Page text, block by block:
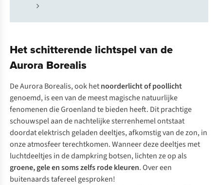
Het schitterende lichtspel van de
Aurora Borealis
De Aurora Borealis, ook hetnoorderlicht of poollicht
genoemd, is een van de meest magische natuurlijke
fenomenen die Groenland te bieden heeft. Dit prachtige
schouwspel aan de nachtelijke sterrenhemel ontstaat
doordat elektrisch geladen deeltjes, afkomstig van de zon, in
onze atmosfeer terechtkomen. Wanneer deze deeltjes met
luchtdeeltjes in de dampkring botsen, lichten ze op als
groene, gele en soms zelfs rode kleuren. Over een
buitenaards tafereel gesproken!